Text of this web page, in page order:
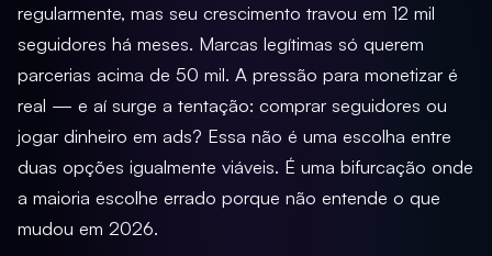
regularmente, mas seu crescimento travou em 12 mil
seguidores há meses. Marcas legítimas só querem
parcerias acima de 50 mil. A pressão para monetizar é
real — e aí surge a tentação: comprar seguidores ou
jogar dinheiro em ads? Essa não é uma escolha entre
duas opções igualmente viáveis. É uma bifurcação onde
a maioria escolhe errado porque não entende o que
mudou em 2026.